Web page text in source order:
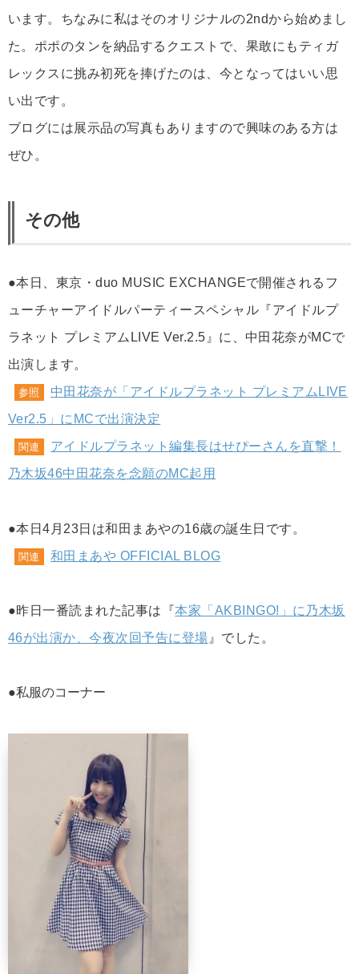
います。ちなみに私はそのオリジナルの2ndから始めまし
た。ポポのタンを納品するクエストで、果敢にもティガ
レックスに挑み初死を捧げたのは、今となってはいい思
い出です。
ブログには展示品の写真もありますので興味のある方は
ぜひ。
その他
●本日、東京・duo MUSIC EXCHANGEで開催されるフ
ューチャーアイドルパーティースペシャル『アイドルプ
ラネット プレミアムLIVE Ver.2.5』に、中田花奈がMCで
出演します。
参照
中田花奈が「アイドルプラネット プレミアムLIVE
Ver2.5」にMCで出演決定
関連
アイドルプラネット編集長はせぴーさんを直撃！
乃木坂46中田花奈を念願のMC起用
●本日4月23日は和田まあやの16歳の誕生日です。
関連 和田まあや OFFICIAL BLOG
●昨日一番読まれた記事は『本家「AKBINGO!」に乃木坂
46が出演か、今夜次回予告に登場 』でした。
●私服のコーナー